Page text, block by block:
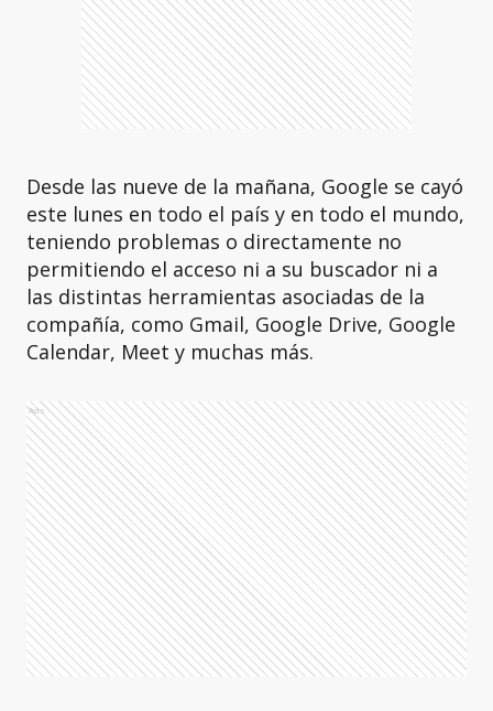
Desde las nueve de la mañana, Google se cayó
este lunes en todo el país y en todo el mundo,
teniendo problemas o directamente no
permitiendo el acceso ni a su buscador ni a
las distintas herramientas asociadas de la
compañía, como Gmail, Google Drive, Google
Calendar, Meet y muchas más.
Ads